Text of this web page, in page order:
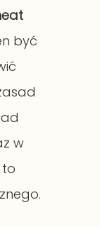
być
w
to